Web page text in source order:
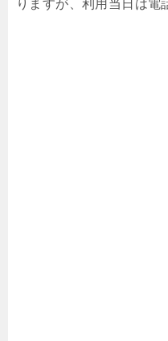
りますが、利用当日は電